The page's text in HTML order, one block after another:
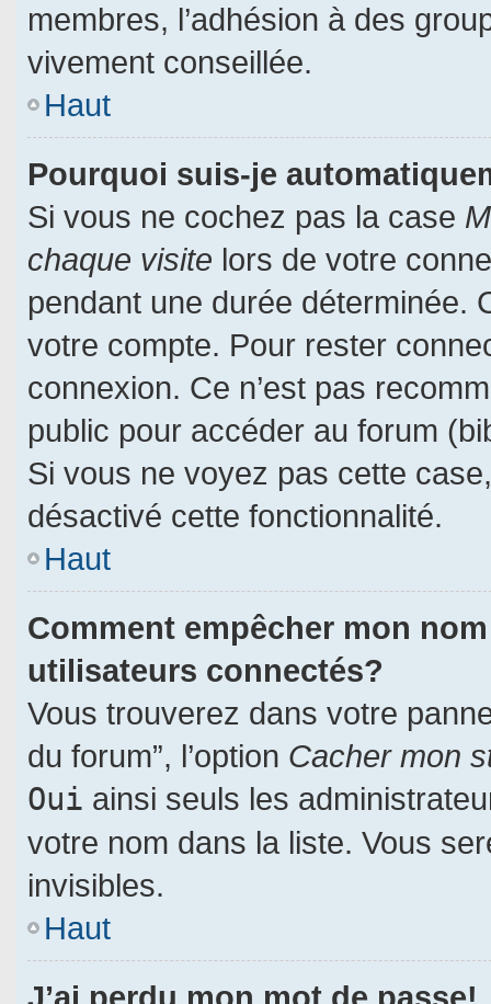
membres, l’adhésion à des
vivement conseillée.
Haut
Pourquoi suis-je
Si vous ne cochez pas la case
chaque visite lors de votre
pendant une durée déterminée.
votre compte. Pour rester
connexion. Ce n’est pas
public pour accéder au forum
Si vous ne voyez pas cette
désactivé cette fonctionnalité.
Haut
Comment empêcher mon
utilisateurs connectés?
Vous trouverez dans votre
du forum”, l’option Cacher mon
Oui ainsi seuls les
votre nom dans la liste. Vous
invisibles.
Haut